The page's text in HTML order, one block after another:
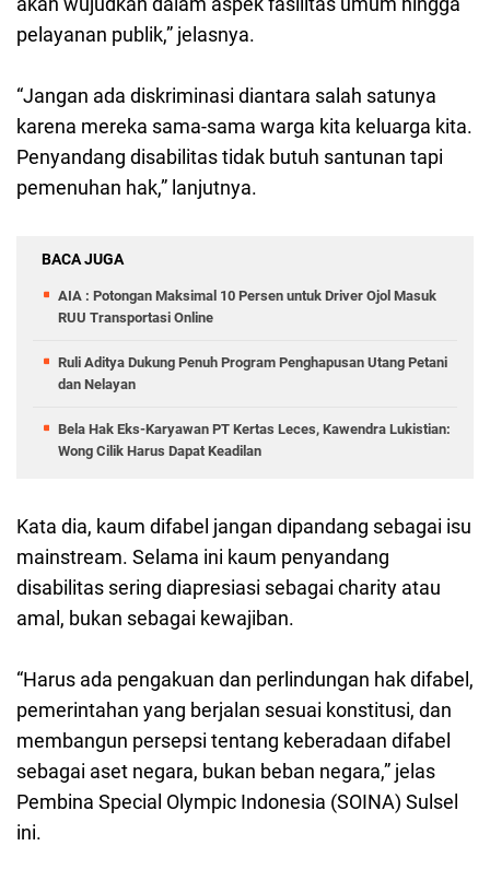
pelayanan publik,” jelasnya.
“Jangan ada diskriminasi diantara salah satunya
karena mereka sama-sama warga kita keluarga kita.
Penyandang disabilitas tidak butuh santunan tapi
pemenuhan hak,” lanjutnya.
BACA JUGA
AIA : Potongan Maksimal 10 Persen untuk Driver Ojol Masuk
RUU Transportasi Online
Ruli Aditya Dukung Penuh Program Penghapusan Utang Petani
dan Nelayan
Bela Hak Eks-Karyawan PT Kertas Leces, Kawendra Lukistian:
Wong Cilik Harus Dapat Keadilan
Kata dia, kaum difabel jangan dipandang sebagai isu
mainstream. Selama ini kaum penyandang
disabilitas sering diapresiasi sebagai charity atau
amal, bukan sebagai kewajiban.
“Harus ada pengakuan dan perlindungan hak difabel,
pemerintahan yang berjalan sesuai konstitusi, dan
membangun persepsi tentang keberadaan difabel
sebagai aset negara, bukan beban negara,” jelas
Pembina Special Olympic Indonesia (SOINA) Sulsel
ini.